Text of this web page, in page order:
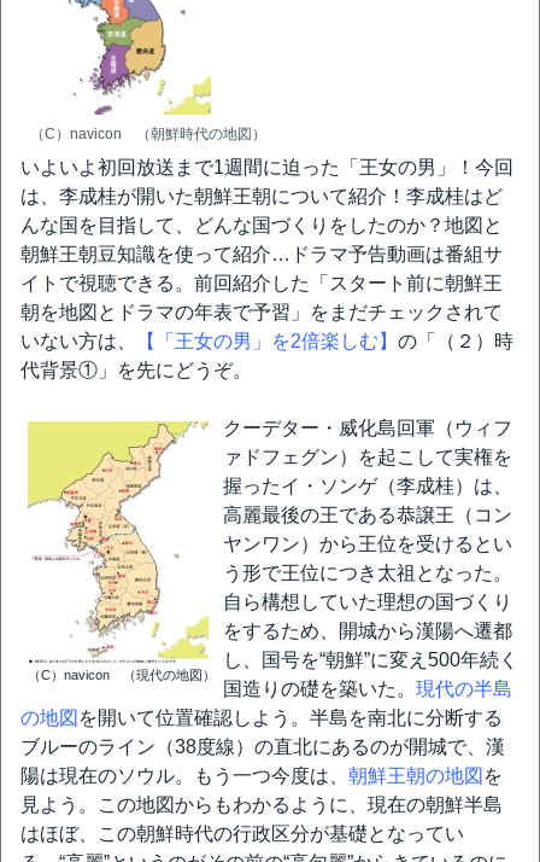
（C）navicon （朝鮮時代の地図）
いよいよ初回放送まで1週間に迫った「王女の男」！今回
は、李成桂が開いた朝鮮王朝について紹介！李成桂はど
んな国を目指して、どんな国づくりをしたのか？地図と
朝鮮王朝豆知識を使って紹介…ドラマ予告動画は番組サ
イトで視聴できる。前回紹介した「スタート前に朝鮮王
朝を地図とドラマの年表で予習」をまだチェックされて
いない方は、
【「王女の男」を2倍楽しむ】 の「（２）時
代背景①」を先にどうぞ。
（C）navicon （現代の地図）
クーデター・威化島回軍（ウィフ
ァドフェグン）を起こして実権を
握ったイ・ソンゲ（李成桂）は、
高麗最後の王である恭譲王（コン
ヤンワン）から王位を受けるとい
う形で王位につき太祖となった。
自ら構想していた理想の国づくり
をするため、開城から漢陽へ遷都
し、国号を“朝鮮”に変え500年続く
国造りの礎を築いた。 現代の半島
の地図 を開いて位置確認しよう。半島を南北に分断する
ブルーのライン（38度線）の直北にあるのが開城で、漢
陽は現在のソウル。もう一つ今度は、 朝鮮王朝の地図 を
見よう。この地図からもわかるように、現在の朝鮮半島
はほぼ、この朝鮮時代の行政区分が基礎となってい